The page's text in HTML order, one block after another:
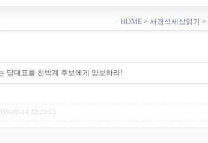
ㆍHOME> 서경석세상읽기 >
당대표를 친박계 후보에게 양보하라!
02-14 22:22:13